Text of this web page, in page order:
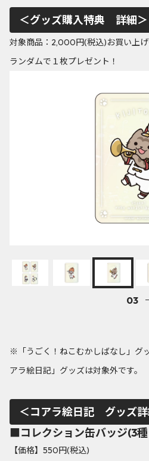
＜グッズ購入特典 詳細＞
対象商品：2,000円(税込)お買い上
ランダムで１枚プレゼント！
03
※「うごく！ねこむかしばなし」グ
アラ絵日記」グッズは対象外です。
＜コアラ絵日記 グッズ詳
■コレクション缶バッジ(3
【価格】550円(税込)